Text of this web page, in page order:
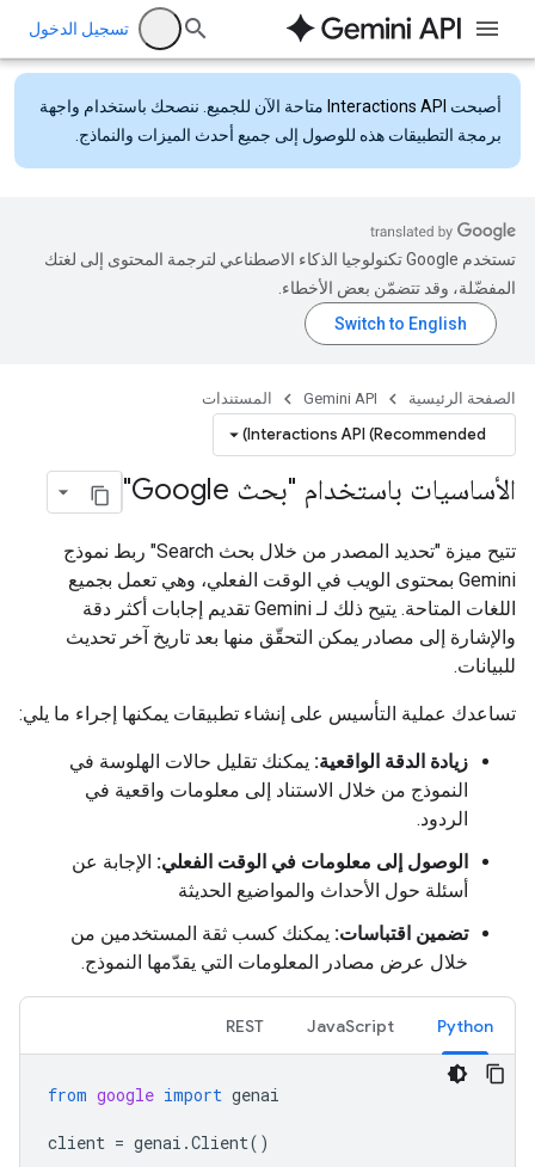
تسجيل الدخول
أصبحت Interactions API متاحة الآن للجميع. ننصحك باستخدام واجهة
برمجة التطبيقات هذه للوصول إلى جميع أحدث الميزات والنماذج.
تستخدم Google تكنولوجيا الذكاء الاصطناعي لترجمة المحتوى إلى لغتك
المفضّلة، وقد تتضمّن بعض الأخطاء.
الصفحة الرئيسية Gemini API المستندات
Interactions API (Recommended)
الأساسيات باستخدام "بحث Google"
تتيح ميزة "تحديد المصدر من خلال بحث Search" ربط نموذج
Gemini بمحتوى الويب في الوقت الفعلي، وهي تعمل بجميع
اللغات المتاحة. يتيح ذلك لـ Gemini تقديم إجابات أكثر دقة
والإشارة إلى مصادر يمكن التحقّق منها بعد تاريخ آخر تحديث
للبيانات.
تساعدك عملية التأسيس على إنشاء تطبيقات يمكنها إجراء ما يلي:
زيادة الدقة الواقعية: يمكنك تقليل حالات الهلوسة في
النموذج من خلال الاستناد إلى معلومات واقعية في
الردود.
الوصول إلى معلومات في الوقت الفعلي: الإجابة عن
أسئلة حول الأحداث والمواضيع الحديثة
تضمين اقتباسات: يمكنك كسب ثقة المستخدمين من
خلال عرض مصادر المعلومات التي يقدّمها النموذج.
Python
JavaScript
REST
from google import genai
client = genai .Client()